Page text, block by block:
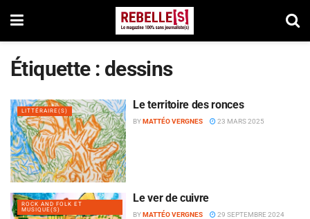
Étiquette : dessins
LITTÉRAIRE(S) Le territoire des ronces
BYMATTÉO VERGNES 23 MARS 2025
ROCK AND FOLK ET
MUSIQUE(S)
Le ver de cuivre
BYMATTÉO VERGNES 29 SEPTEMBRE 2024